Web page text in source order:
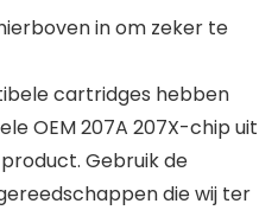
in om zeker te
cartridges hebben
OEM 207A 207X-chip uit
Gebruik de
die wij ter